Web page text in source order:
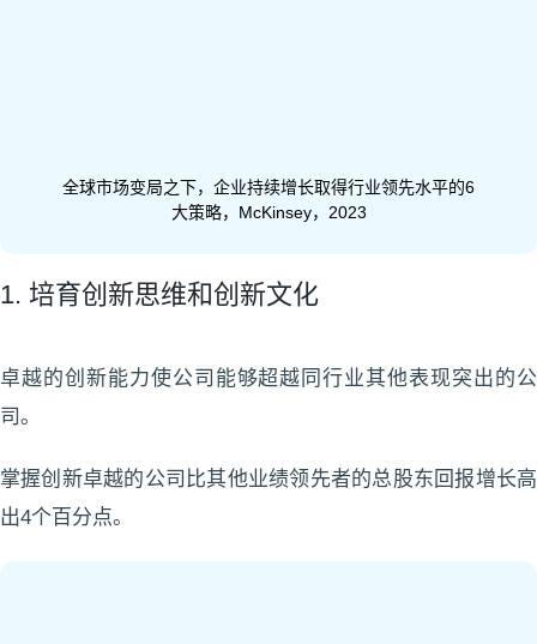
全球市场变局之下，企业持续增长取得行业领先水平的6
大策略，McKinsey，2023
1. 培育创新思维和创新文化
卓越的创新能力使公司能够超越同行业其他表现突出的公
司。
掌握创新卓越的公司比其他业绩领先者的总股东回报增长高
出4个百分点。